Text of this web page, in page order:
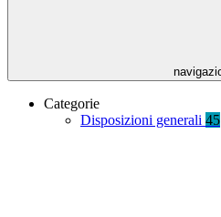
Categorie
Disposizioni generali 45